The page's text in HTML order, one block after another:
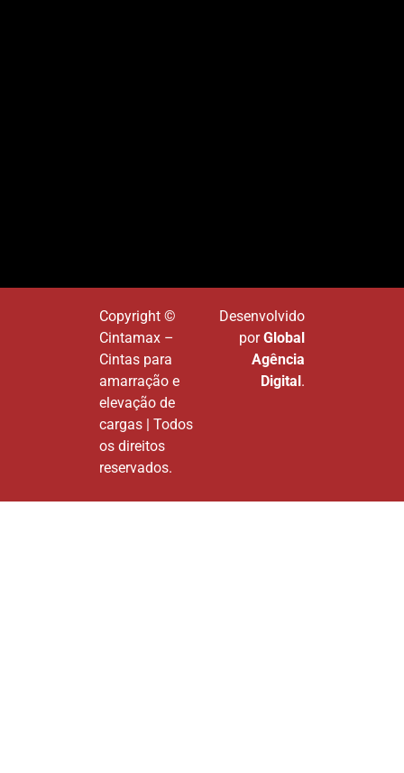
Copyright ©
Cintamax –
Cintas para
amarração e
elevação de
cargas | Todos
os direitos
reservados.
Desenvolvido
porGlobal
Agência
Digital .